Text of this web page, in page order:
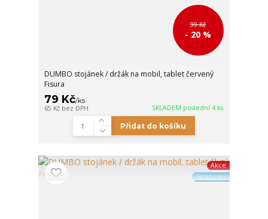
99 Kč
- 20 %
DUMBO stojánek / držák na mobil, tablet červený
Fisura
79 Kč/ks
65 Kč bez DPH SKLADEM poslední 4 ks
Přidat do košíku
Akce
Skladovky